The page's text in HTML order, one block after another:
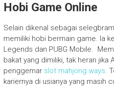
Hobi Game Online
Selain dikenal sebagai
memiliki hobi bermain game. Ia
Legends dan PUBG Mobile.
bakat yang dimiliki, tak heran jika
penggemar slot mahjong ways.
kariernya di usianya yang masih